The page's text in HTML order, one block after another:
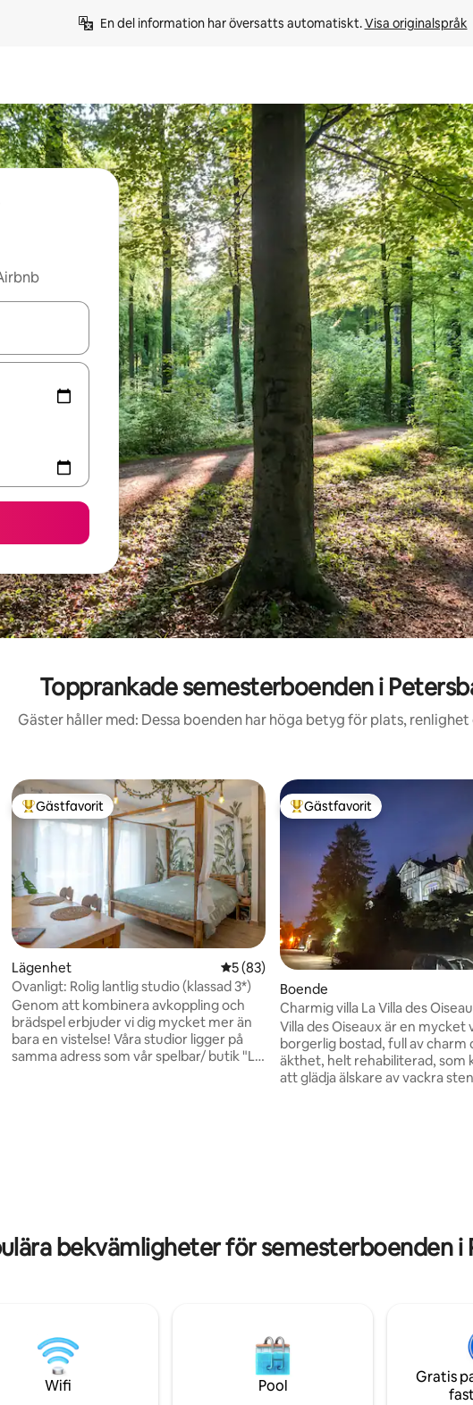
En del information har översatts automatiskt. Visa originalspråk
med upp- och nedåtpilarna eller utforska genom att trycka eller svepa.
Topprankade semesterboenden i
Gäster håller med: Dessa boenden har höga betyg för plats, renlighet
betyg, 76 omdömen
Populär gästfavorit
Gästfavorit
Lägenhet 5 av 5 i genomsnittligt betyg, 83
5 (83)
Ovanligt: Rolig lantlig studio (klassad 3*)
Genom att kombinera avkoppling och
brädspel erbjuder vi dig mycket mer än
bara en vistelse! Våra studior ligger på
samma adress som vår spelbar/ butik "La
Populär gästfavorit
Gästfavorit
Boende
Charmig villa La Villa des
Villa des Oiseaux är en mycket
borgerlig bostad, full av charm
äkthet, helt rehabiliterad, som kommer
att glädja älskare av vackra stenar.
bekvämligheter för semesterboenden i
Wifi Pool
Gratis